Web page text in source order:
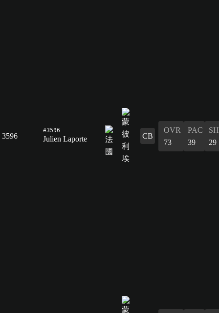
3596
#3596
Julien Laporte
CB
OVR
73
PAC
39
29